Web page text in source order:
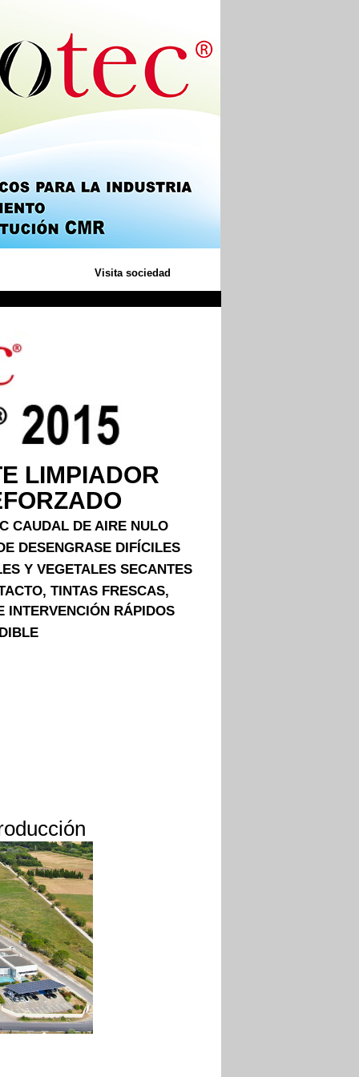
Visita sociedad
LIMPIADOR
CAUDAL DE AIRE NULO
DESENGRASE DIFÍCILES
Y VEGETALES SECANTES
TINTAS FRESCAS,
INTERVENCIÓN RÁPIDOS